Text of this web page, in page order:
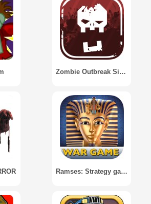
Zombie Outbreak Simulator
Ramses: Strategy game